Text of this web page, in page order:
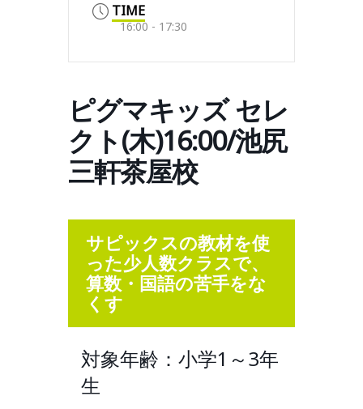
TIME
16:00 - 17:30
ピグマキッズ セレ
クト(木)16:00/池尻
三軒茶屋校
サピックスの教材を使
った少人数クラスで、
算数・国語の苦手をな
くす
対象年齢：小学1～3年
生